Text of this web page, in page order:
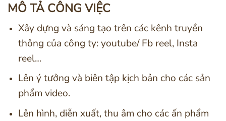
MÔ TẢ CÔNG VIỆC
Xây dựng và sáng tạo trên các kênh truyền
thông của công ty: youtube/ Fb reel, Insta
reel…
Lên ý tưởng và biên tập kịch bản cho các sản
phẩm video.
Lên hình, diễn xuất, thu âm cho các ấn phẩm